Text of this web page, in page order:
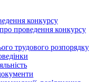
конкурсу
проведення конкурсу
трудового розпорядку